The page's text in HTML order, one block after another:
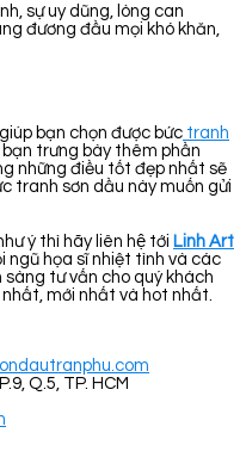
sự uy dũng, lòng can
đương đầu mọi khó khăn,
bạn chọn được bức tranh
trưng bày thêm phần
những điều tốt đẹp nhất sẽ
tranh sơn dầu này muốn gửi
ý thì hãy liên hệ tới Linh Art
ngũ họa sĩ nhiệt tình và các
tư vấn cho quý khách
mới nhất và hot nhất.
Q.5, TP. HCM